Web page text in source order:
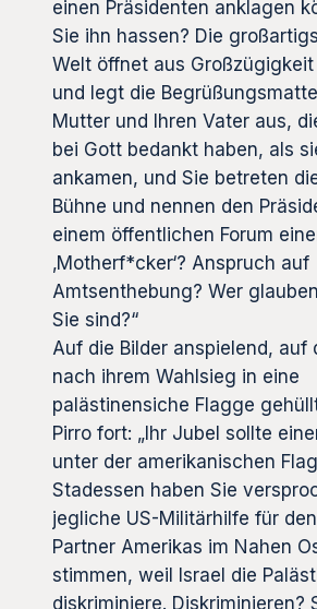
einen Präsidenten anklagen
Sie ihn hassen? Die
Welt öffnet aus Großzügigkeit
und legt die
Mutter und Ihren Vater aus,
bei Gott bedankt haben, als
ankamen, und Sie betreten
Bühne und nennen den
einem öffentlichen Forum
‚Motherf*cker‘? Anspruch auf
Amtsenthebung? Wer
Sie sind?“
Auf die Bilder anspielend, auf
nach ihrem Wahlsieg in eine
palästinensiche Flagge
Pirro fort: „Ihr Jubel sollte
unter der amerikanischen
Stadessen haben Sie
jegliche US-Militärhilfe für
Partner Amerikas im Nahen
stimmen, weil Israel die
diskriminiere. Diskriminieren?